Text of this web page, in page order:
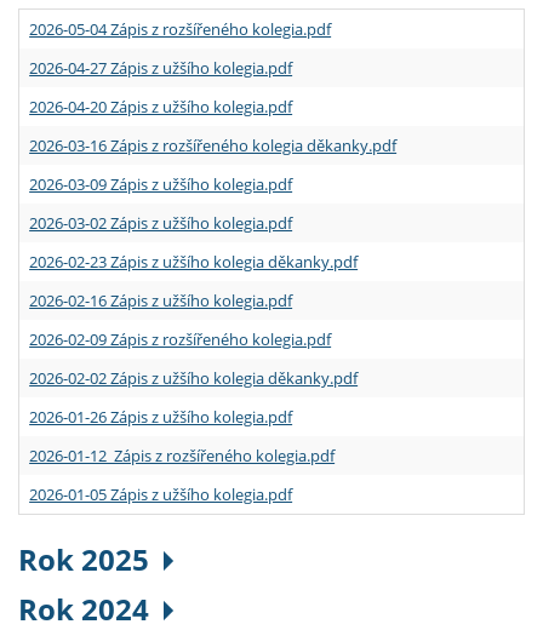
2026-05-04 Zápis z rozšířeného kolegia.pdf
2026-04-27 Zápis z užšího kolegia.pdf
2026-04-20 Zápis z užšího kolegia.pdf
2026-03-16 Zápis z rozšířeného kolegia děkanky.pdf
2026-03-09 Zápis z užšího kolegia.pdf
2026-03-02 Zápis z užšího kolegia.pdf
2026-02-23 Zápis z užšího kolegia děkanky.pdf
2026-02-16 Zápis z užšího kolegia.pdf
2026-02-09 Zápis z rozšířeného kolegia.pdf
2026-02-02 Zápis z užšího kolegia děkanky.pdf
2026-01-26 Zápis z užšího kolegia.pdf
2026-01-12 Zápis z rozšířeného kolegia.pdf
2026-01-05 Zápis z užšího kolegia.pdf
Rok 2025
Rok 2024